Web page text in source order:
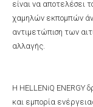
είναι να αποτελέσει
χαμηλών εκπομπών
αντιμετώπιση των
αλλαγής.
H HELLENiQ ENERGY
και εμπορία